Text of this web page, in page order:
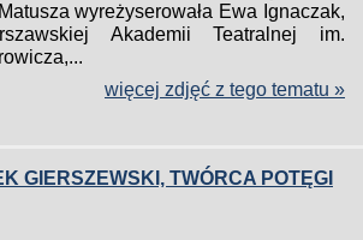
wyreżyserowała Ewa Ignaczak,
Akademii Teatralnej im.
więcej zdjęć z tego tematu »
GIERSZEWSKI, TWÓRCA POTĘGI